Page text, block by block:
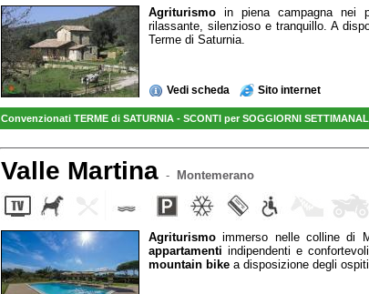
Agriturismoin piena campagna nei
rilassante, silenzioso e tranquillo. A
Terme di Saturnia.
Vedi scheda Sito internet
Convenzionati TERME di SATURNIA - SCONTI per SOGGIORNI
Valle Martina - Montemerano
Agriturismoimmerso nelle colline di
appartamenti indipendenti e
mountain bike a disposizione degli